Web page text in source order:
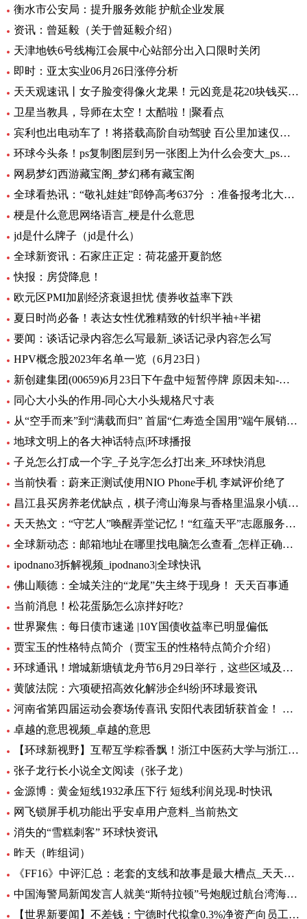
衡水市公安局：提升服务效能 护航企业发展
资讯：曾延毅（关于曾延毅介绍）
天津地铁6号线梅江会展中心站部分出入口限时关闭
即时：亚太实业06月26日涨停分析
天天观速讯丨女子脸变得像火龙果！元凶竟是花20块钱买的……
卫星当教具，导师在太空！太酷啦！|聚看点
宾利也出电动车了！将搭载高阶自动驾驶 百公里加速仅需1.5秒 全球要闻
环球今头条！ps复制图层到另一张图上为什么会变大_ps复制图层到另一张图
网易梦幻西游藏宝阁_梦幻稀有藏宝阁
全球看热讯：“敬礼娃娃”郎铮高考637分 ：准备报考北大，未来做公务员为人民服务
梗是什么意思网络语言_梗是什么意思
jd是什么牌子（jd是什么）
全球新资讯：石家庄正定：荷花盛开夏韵悠
快报：房贷降息！
欧元区PMI加剧经济衰退担忧 债券收益率下跌
夏日时尚必备！表达女性优雅精致的针织半袖+半裙
要闻：谈话记录内容怎么写最新_谈话记录内容怎么写
HPV概念股2023年名单一览（6月23日）
新创建集团(00659)6月23日下午盘中短暂停牌 原因未知-环球热闻
同心大小头的作用-同心大小头规格尺寸表
从“空手而来”到“满载而归” 首届“仁寿造全国用”端午展销会开幕_全球观天下
地球文明上的各大神话特点|环球播报
子兑怎么打成一个字_子兑字怎么打出来_环球快消息
当前快看：蔚来正测试使用NIO Phone手机 李斌评价绝了
昌江县买房养老优缺点，棋子湾山海泉与香格里温泉小镇养老生活成本对比！-全球今亮点
天天热文：“守艺人”唤醒弄堂记忆！“红蕴天平”志愿服务营造项目启动
全球新动态：邮箱地址在哪里找电脑怎么查看_怎样正确填写邮箱地址
ipodnano3拆解视频_ipodnano3|全球快讯
佛山顺德：全城关注的“龙尾”失主终于现身！ 天天百事通
当前消息！松花蛋肠怎么凉拌好吃?
世界聚焦：每日债市速递 |10Y国债收益率已明显偏低
贾宝玉的性格特点简介（贾宝玉的性格特点简介介绍）
环球通讯！增城新塘镇龙舟节6月29日举行，这些区域及路段将有交通管制
黄陂法院：六项硬招高效化解涉企纠纷|环球最资讯
河南省第四届运动会赛场传喜讯 安阳代表团斩获首金！ 环球新要闻
卓越的意思视频_卓越的意思
【环球新视野】互帮互学粽香飘！浙江中医药大学与浙江商职院国际学生共度端午
张子龙行长小说全文阅读（张子龙）
金源博：黄金短线1932承压下行 短线利润兑现-时快讯
网飞锁屏手机功能出乎安卓用户意料_当前热文
消失的“雪糕刺客” 环球快资讯
昨天（昨组词）
《FF16》中评汇总：老套的支线和故事是最大槽点_天天头条
中国海警局新闻发言人就美“斯特拉顿”号炮舰过航台湾海峡发表谈话|每日动态
【世界新要闻】不差钱：宁德时代拟拿0.3%净资产向员工提供无息借款，支持购自住商品房